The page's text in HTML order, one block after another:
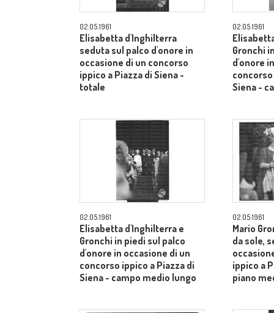
02.05.1961
Elisabetta d'Inghilterra
seduta sul palco d'onore in
occasione di un concorso
ippico a Piazza di Siena -
totale
02.05.1961
Gronchi
d'onore
Siena -
02.05.1961
Elisabetta d'Inghilterra e
Gronchi in piedi sul palco
d'onore in occasione di un
concorso ippico a Piazza di
Siena - campo medio lungo
02.05.1961
Mario
da sole,
ippico a
piano